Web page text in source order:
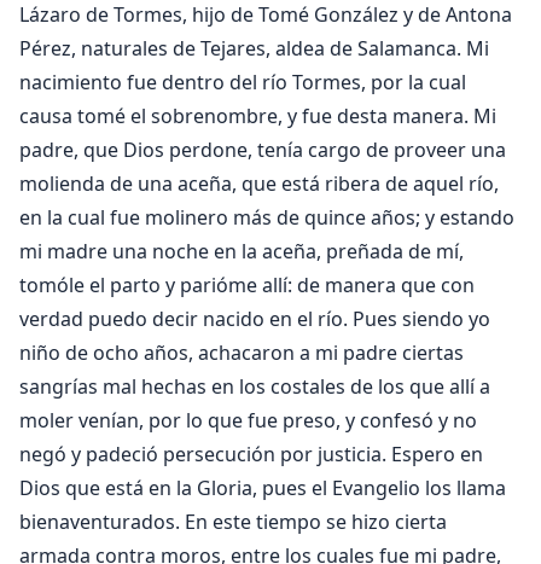
Lázaro de Tormes, hijo de Tomé González y de Antona
Pérez, naturales de Tejares, aldea de Salamanca. Mi
nacimiento fue dentro del río Tormes, por la cual
causa tomé el sobrenombre, y fue desta manera. Mi
padre, que Dios perdone, tenía cargo de proveer una
molienda de una aceña, que está ribera de aquel río,
en la cual fue molinero más de quince años; y estando
mi madre una noche en la aceña, preñada de mí,
tomóle el parto y parióme allí: de manera que con
verdad puedo decir nacido en el río. Pues siendo yo
niño de ocho años, achacaron a mi padre ciertas
sangrías mal hechas en los costales de los que allí a
moler venían, por lo que fue preso, y confesó y no
negó y padeció persecución por justicia. Espero en
Dios que está en la Gloria, pues el Evangelio los llama
bienaventurados. En este tiempo se hizo cierta
armada contra moros, entre los cuales fue mi padre,